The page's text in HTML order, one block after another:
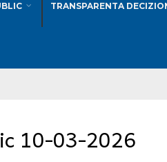
TRANSPARENTA
10-03-2026